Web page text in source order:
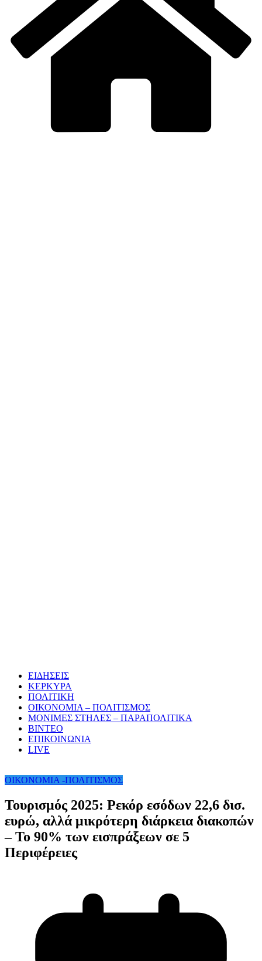
ΕΙΔΗΣΕΙΣ
ΚΕΡΚΥΡΑ
ΠΟΛΙΤΙΚΗ
ΟΙΚΟΝΟΜΙΑ – ΠΟΛΙΤΙΣΜΟΣ
ΜΟΝΙΜΕΣ ΣΤΗΛΕΣ – ΠΑΡΑΠΟΛΙΤΙΚΑ
ΒΙΝΤΕΟ
ΕΠΙΚΟΙΝΩΝΙΑ
LIVE
ΟΙΚΟΝΟΜΙΑ -ΠΟΛΙΤΙΣΜΟΣ
Τουρισμός 2025: Ρεκόρ εσόδων 22,6 δισ.
ευρώ, αλλά μικρότερη διάρκεια διακοπών
– Το 90% των εισπράξεων σε 5
Περιφέρειες